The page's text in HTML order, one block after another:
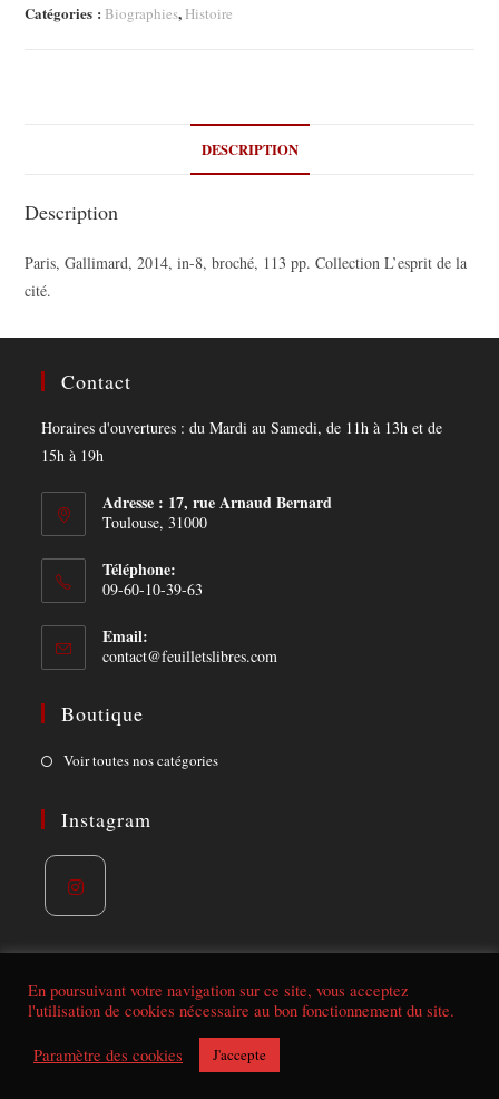
Catégories : Biographies, Histoire
DESCRIPTION
Description
Paris, Gallimard, 2014, in-8, broché, 113 pp. Collection L’esprit de la
cité.
Contact
Horaires d'ouvertures : du Mardi au Samedi, de 11h à 13h et de
15h à 19h
Adresse : 17, rue Arnaud Bernard
Toulouse, 31000
Téléphone:
09-60-10-39-63
Email:
contact@feuilletslibres.com
Boutique
Voir toutes nos catégoriesOpens
Instagram
in
a
new
Conditions de vente | mentions légales
En poursuivant votre navigation sur ce site, vous acceptez
l'utilisation de cookies nécessaire au bon fonctionnement du site.
Paramètre des cookies J'accepte